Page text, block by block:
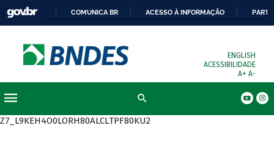
COMUNICA BR ACESSO À INFORMAÇÃO
ENGLISH
ACESSIBILIDADE
A+ A-
Z7_L9KEH4O0LORH80ALCLTPF80KU2